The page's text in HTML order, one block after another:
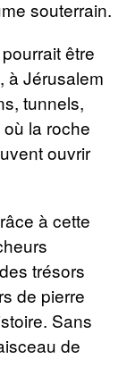
souterrain.
être
à Jérusalem
tunnels,
la roche
ouvrir
à cette
trésors
de pierre
Sans
de